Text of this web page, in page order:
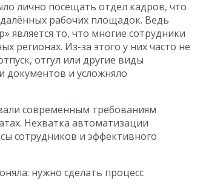
лично посещать отдел кадров, что
рабочих площадок. Ведь
является то, что многие сотрудники
регионах. Из-за этого у них часто не
отгул или другие виды
документов и усложняло
современным требованиям
Нехватка автоматизации
сотрудников и эффективного
нужно сделать процесс